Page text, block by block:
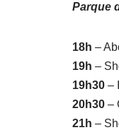
Parque
18h –
19h –
19h30 –
20h30 –
21h –